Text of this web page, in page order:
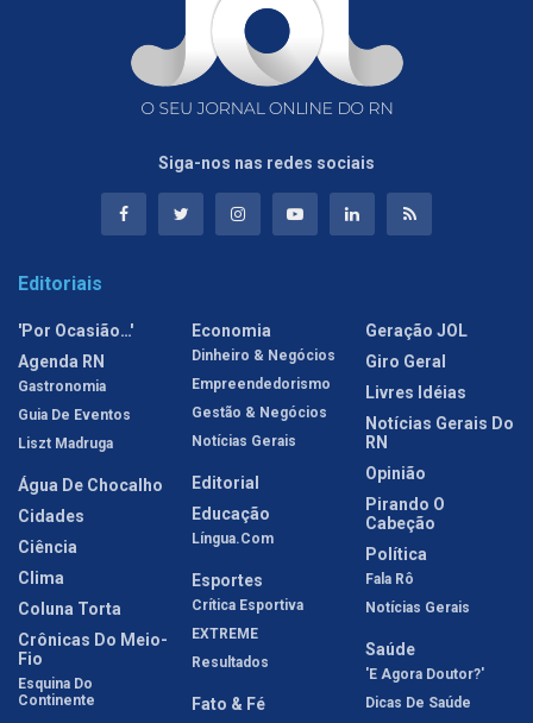
Siga-nos nas redes sociais
Editoriais
'Por Ocasião…'
Agenda RN
Gastronomia
Guia De Eventos
Liszt Madruga
Água De Chocalho
Cidades
Ciência
Clima
Coluna Torta
Crônicas Do Meio-
Fio
Esquina Do
Continente
Economia
Dinheiro & Negócios
Empreendedorismo
Gestão & Negócios
Notícias Gerais
Editorial
Educação
Língua.com
Esportes
Crítica Esportiva
EXTREME
Resultados
Fato & Fé
Geração JOL
Giro Geral
Livres Idéias
Notícias Gerais Do
RN
Opinião
Pirando O
Cabeção
Política
Fala Rô
Notícias Gerais
Saúde
'E Agora Doutor?'
Dicas De Saúde